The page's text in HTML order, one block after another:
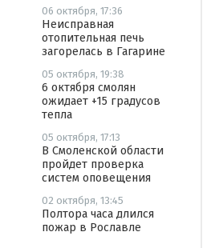
06 октября, 17:36
Неисправная
отопительная печь
загорелась в Гагарине
05 октября, 19:38
6 октября смолян
ожидает +15 градусов
тепла
05 октября, 17:13
В Смоленской области
пройдет проверка
систем оповещения
02 октября, 13:45
Полтора часа длился
пожар в Рославле